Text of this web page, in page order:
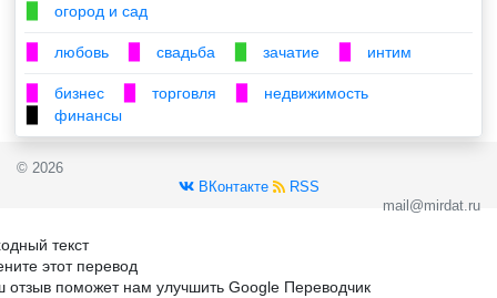
огород и сад
любовь свадьба зачатие интим
бизнес торговля недвижимость
финансы
© 2026
ВКонтакте
RSS
mail@mirdat.ru
текст
этот перевод
отзыв поможет нам улучшить Google Переводчик